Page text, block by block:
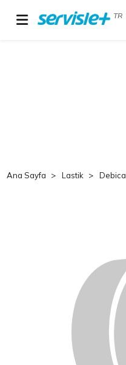
TR
Ana Sayfa Lastik Debica